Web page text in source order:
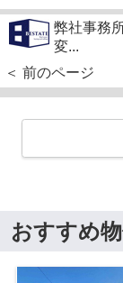
弊社事務
変...
＜ 前のページ
おすすめ